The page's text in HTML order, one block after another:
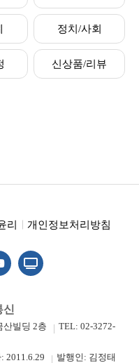
정치/사회
신상품/리뷰
리 개인정보처리방침
신
산빌딩 2층
TEL: 02-3272-
2011.6.29 발행인: 김정태